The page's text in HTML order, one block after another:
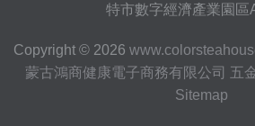
特市數字經濟產業園區
Copyright © 2026
蒙古鴻商健康電子商務有限公司 五
Sitemap